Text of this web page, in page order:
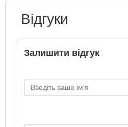
Відгуки
Залишити відгук